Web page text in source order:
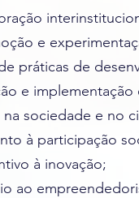
e
práticas de
e
na sociedade e no
à participação
à inovação;
ao